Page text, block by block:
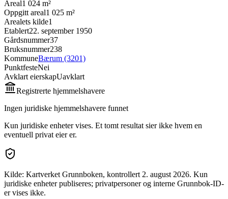
Areal1 024 m²
Oppgitt areal1 025 m²
Arealets kilde1
Etablert22. september 1950
Gårdsnummer37
Bruksnummer238
KommuneBærum (3201)
PunktfesteNei
Avklart eierskapUavklart
Registrerte hjemmelshavere
Ingen juridiske hjemmelshavere funnet
Kun juridiske enheter vises. Et tomt resultat sier ikke hvem en
eventuell privat eier er.
Kilde: Kartverket Grunnboken, kontrollert 2. august 2026. Kun
juridiske enheter publiseres; privatpersoner og interne Grunnbok-ID-
er vises ikke.